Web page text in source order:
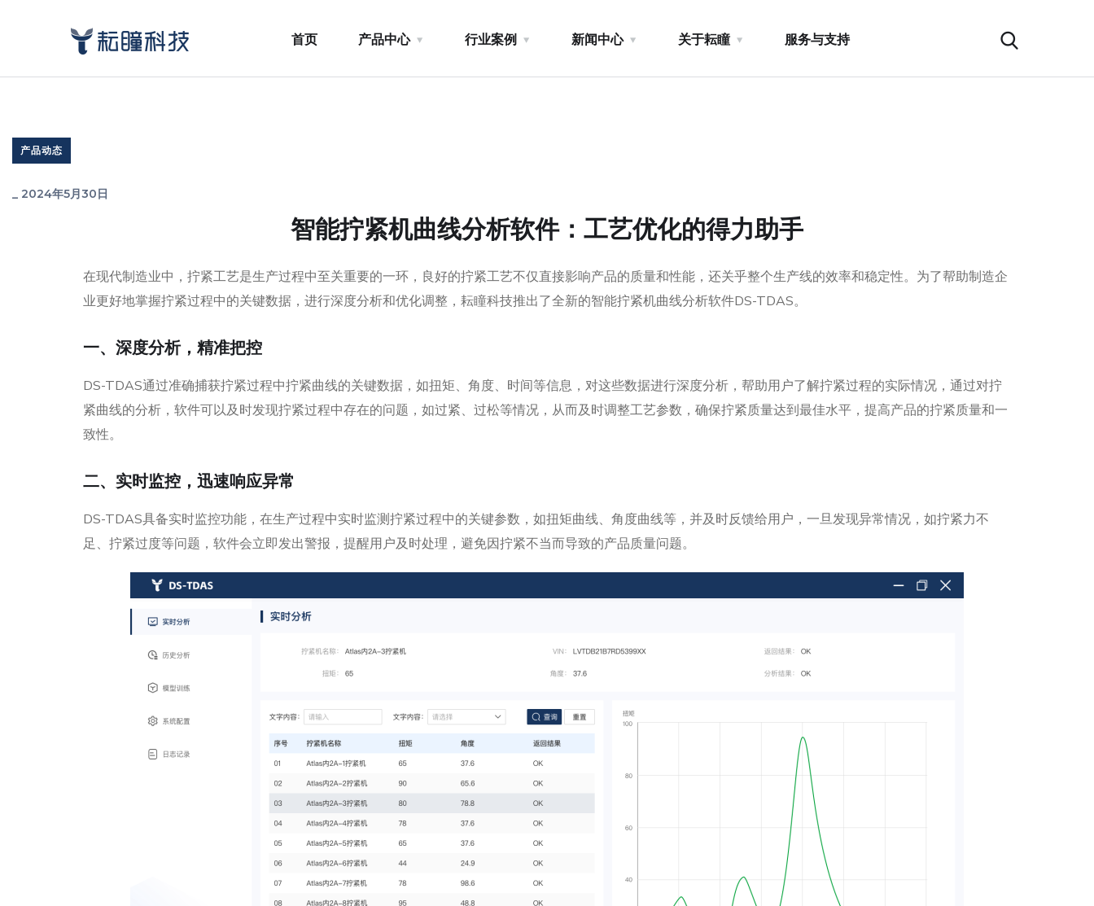
首页 产品中心 行业案例 新闻中心 关于耘瞳 服务与支持
产品动态
_ 2024年5月30日
智能拧紧机曲线分析软件：工艺优化的得力助手
在现代制造业中，拧紧工艺是生产过程中至关重要的一环，良好的拧紧工艺不仅直接影响产品的质量和性能，还关乎整个生产线的效率和稳定性。为了帮助制造企
业更好地掌握拧紧过程中的关键数据，进行深度分析和优化调整，耘瞳科技推出了全新的智能拧紧机曲线分析软件DS-TDAS。
一、深度分析，精准把控
DS-TDAS通过准确捕获拧紧过程中拧紧曲线的关键数据，如扭矩、角度、时间等信息，对这些数据进行深度分析，帮助用户了解拧紧过程的实际情况，通过对拧
紧曲线的分析，软件可以及时发现拧紧过程中存在的问题，如过紧、过松等情况，从而及时调整工艺参数，确保拧紧质量达到最佳水平，提高产品的拧紧质量和一
致性。
二、实时监控，迅速响应异常
DS-TDAS具备实时监控功能，在生产过程中实时监测拧紧过程中的关键参数，如扭矩曲线、角度曲线等，并及时反馈给用户，一旦发现异常情况，如拧紧力不
足、拧紧过度等问题，软件会立即发出警报，提醒用户及时处理，避免因拧紧不当而导致的产品质量问题。